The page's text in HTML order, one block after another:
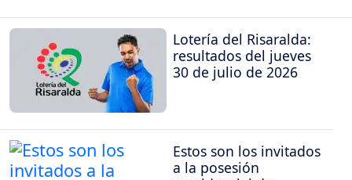
Lotería del Risaralda:
resultados del jueves
30 de julio de 2026
Estos son los invitados
a la posesión